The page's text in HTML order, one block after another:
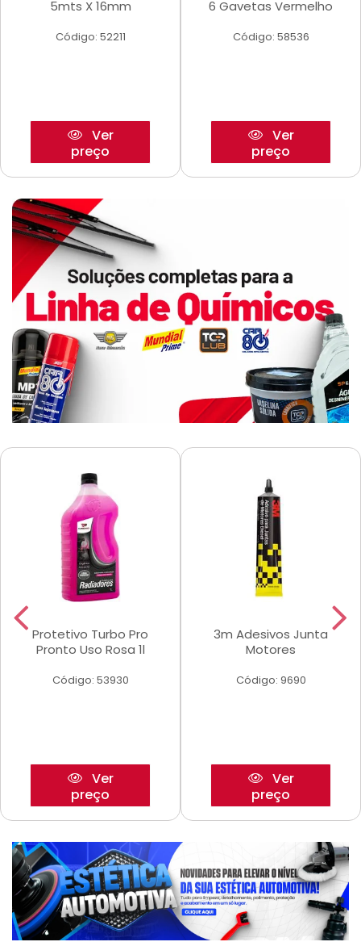
5mts X 16mm
Código: 52211
Ver
preço
6 Gavetas Vermelho
Código: 58536
Ver
preço
Protetivo Turbo Pro
Pronto Uso Rosa 1l
Código: 53930
Ver
preço
3m Adesivos Junta
Motores
Código: 9690
Ver
preço